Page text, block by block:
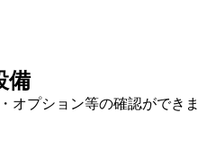
備
オプション等の確認ができま